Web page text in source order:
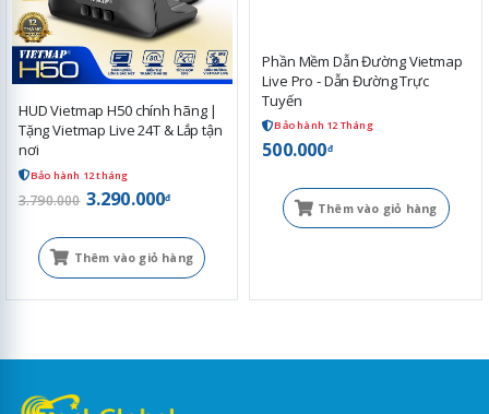
HUD Vietmap H50 chính hãng |
Tặng Vietmap Live 24T & Lắp tận
nơi
Bảo hành 12 tháng
3.790.000 3.290.000đ
Thêm vào giỏ hàng
Phần Mềm Dẫn Đường Vietmap
Live Pro - Dẫn Đường Trực
Tuyến
Bảo hành 12 Tháng
500.000đ
Thêm vào giỏ hàng